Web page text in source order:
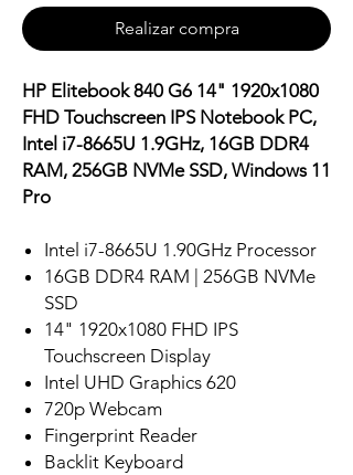
Realizar compra
HP Elitebook 840 G6 14" 1920x1080
FHD Touchscreen IPS Notebook PC,
Intel i7-8665U 1.9GHz, 16GB DDR4
RAM, 256GB NVMe SSD, Windows 11
Pro
Intel i7-8665U 1.90GHz Processor
16GB DDR4 RAM | 256GB NVMe
SSD
14" 1920x1080 FHD IPS
Touchscreen Display
Intel UHD Graphics 620
720p Webcam
Fingerprint Reader
Backlit Keyboard